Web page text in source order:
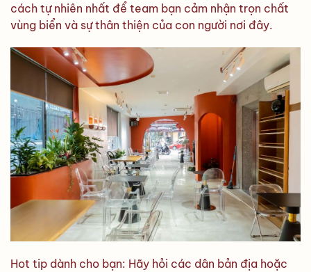
cách tự nhiên nhất để team bạn cảm nhận trọn chất
vùng biển và sự thân thiện của con người nơi đây.
Hot tip dành cho bạn: Hãy hỏi các dân bản địa hoặc